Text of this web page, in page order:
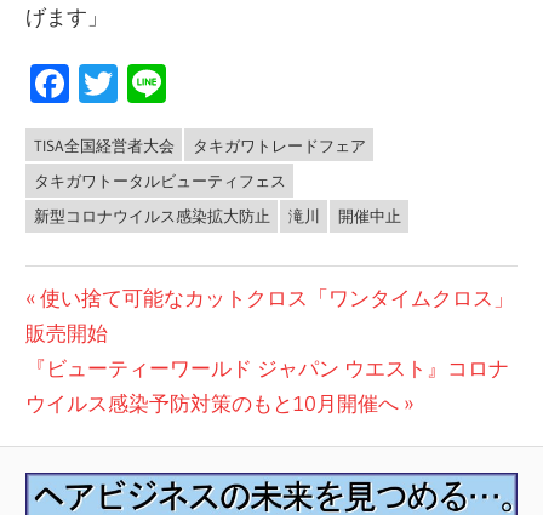
げます」
Facebook
Twitter
NEWS
TISA全国経営者大会
タキガワトレードフェア
タキガワトータルビューティフェス
新型コロナウイルス感染拡大防止
滝川 開催中止
投
稿
ナ
ビ
ゲ
前
の
投
稿:
使い捨て可能なカットクロス「ワンタイムクロス」
販売開始
次
の
稿:
『ビューティーワールド ジャパン ウエスト』コロナ
ウイルス感染予防対策のもと10月開催へ